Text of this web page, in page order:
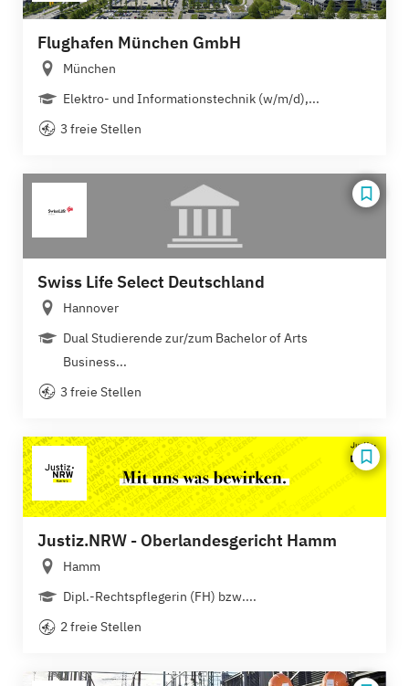
Flughafen München GmbH
München
Elektro- und Informationstechnik (w/m/d),...
3 freie Stellen
Swiss Life Select Deutschland
Hannover
Dual Studierende zur/zum Bachelor of Arts
Business...
3 freie Stellen
Justiz.NRW - Oberlandesgericht Hamm
Hamm
Dipl.-Rechtspflegerin (FH) bzw....
2 freie Stellen